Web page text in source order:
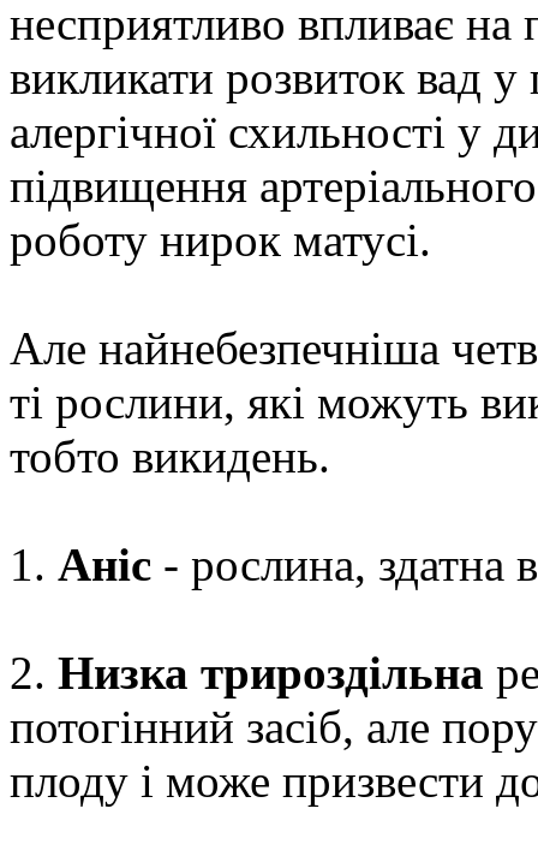
несприятливо впливає на
викликати розвиток вад
алергічної схильності у
підвищення
роботу нирок матусі.
Але найнебезпечніша
ті рослини, які можуть
тобто викидень.
1. Аніс - рослина, здатна
2. Низка трироздільна
потогінний засіб, але
плоду і може призвести